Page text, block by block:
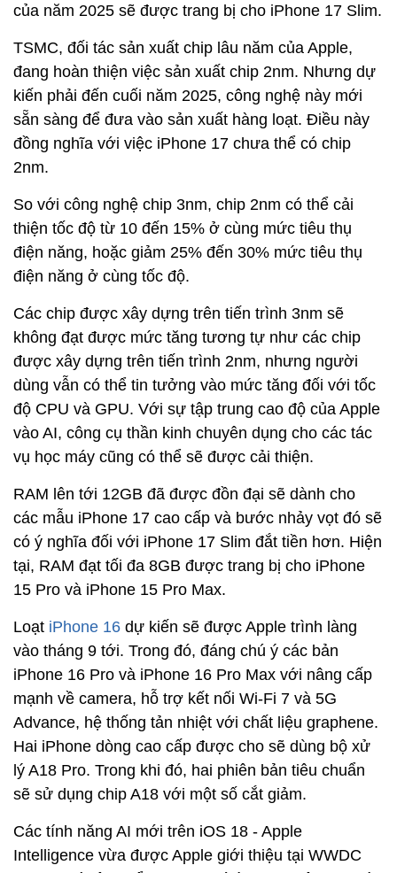
của năm 2025 sẽ được trang bị cho iPhone 17 Slim.
TSMC, đối tác sản xuất chip lâu năm của Apple,
đang hoàn thiện việc sản xuất chip 2nm. Nhưng dự
kiến ​​phải đến cuối năm 2025, công nghệ này mới
sẵn sàng để đưa vào sản xuất hàng loạt. Điều này
đồng nghĩa với việc iPhone 17 chưa thể có chip
2nm.
So với công nghệ chip 3nm, chip 2nm có thể cải
thiện tốc độ từ 10 đến 15% ở cùng mức tiêu thụ
điện năng, hoặc giảm 25% đến 30% mức tiêu thụ
điện năng ở cùng tốc độ.
Các chip được xây dựng trên tiến trình 3nm sẽ
không đạt được mức tăng tương tự như các chip
được xây dựng trên tiến trình 2nm, nhưng người
dùng vẫn có thể tin tưởng vào mức tăng đối với tốc
độ CPU và GPU. Với sự tập trung cao độ của Apple
vào AI, công cụ thần kinh chuyên dụng cho các tác
vụ học máy cũng có thể sẽ được cải thiện.
RAM lên tới 12GB đã được đồn đại sẽ dành cho
các mẫu ‌iPhone 17‌ cao cấp và bước nhảy vọt đó sẽ
có ý nghĩa đối với iPhone 17 Slim đắt tiền hơn. Hiện
tại, RAM đạt tối đa 8GB được trang bị cho iPhone
15 Pro và iPhone 15 Pro Max.
Loạt iPhone 16 dự kiến sẽ được Apple trình làng
vào tháng 9 tới. Trong đó, đáng chú ý các bản
iPhone 16 Pro và iPhone 16 Pro Max với nâng cấp
mạnh về camera, hỗ trợ kết nối Wi-Fi 7 và 5G
Advance, hệ thống tản nhiệt với chất liệu graphene.
Hai iPhone dòng cao cấp được cho sẽ dùng bộ xử
lý A18 Pro. Trong khi đó, hai phiên bản tiêu chuẩn
sẽ sử dụng chip A18 với một số cắt giảm.
Các tính năng AI mới trên iOS 18 - Apple
Intelligence vừa được Apple giới thiệu tại WWDC